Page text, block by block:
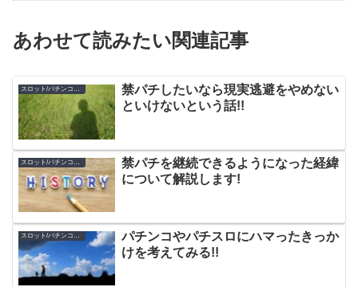
あわせて読みたい関連記事
スロット/パチンコの体験談
禁パチしたいなら現実逃避をやめない
といけないという話!!
スロット/パチンコの体験談
禁パチを継続できるようになった経緯
について解説します!
スロット/パチンコの体験談
パチンコやパチスロにハマったきっか
けを考えてみる!!